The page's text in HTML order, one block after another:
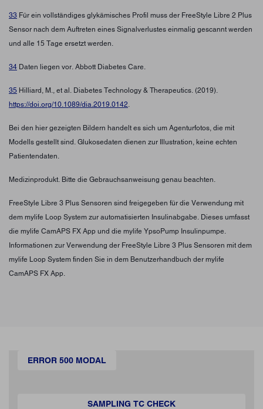
33 Für ein vollständiges glykämisches Profil muss der FreeStyle Libre 2 Plus
Sensor nach dem Auftreten eines Signalverlustes einmalig gescannt werden
und alle 15 Tage ersetzt werden.
34 Daten liegen vor. Abbott Diabetes Care.
35 Hilliard, M., et al. Diabetes Technology & Therapeutics. (2019).
https://doi.org/10.1089/dia.2019.0142.
Bei den hier gezeigten Bildern handelt es sich um Agenturfotos, die mit
Modells gestellt sind. Glukosedaten dienen zur Illustration, keine echten
Patientendaten.
Medizinprodukt. Bitte die Gebrauchsanweisung genau beachten.
FreeStyle Libre 3 Plus Sensoren sind freigegeben für die Verwendung mit
dem mylife Loop System zur automatisierten Insulinabgabe. Dieses umfasst
die mylife CamAPS FX App und die mylife YpsoPump Insulinpumpe.
Informationen zur Verwendung der FreeStyle Libre 3 Plus Sensoren mit dem
mylife Loop System finden Sie in dem Benutzerhandbuch der mylife
CamAPS FX App.
ERROR 500 MODAL
SAMPLING TC CHECK